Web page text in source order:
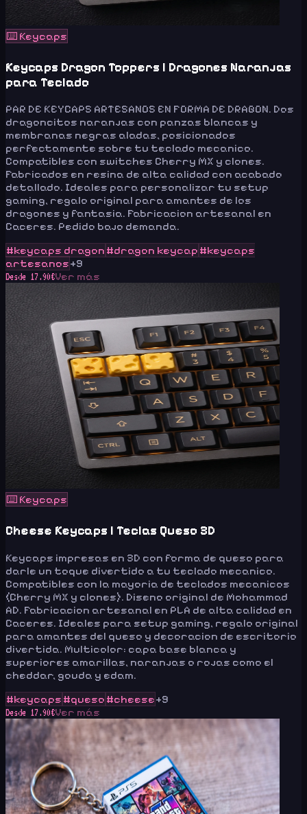
⌨️ Keycaps
Keycaps Dragon Toppers | Dragones Naranjas
para Teclado
PAR DE KEYCAPS ARTESANOS EN FORMA DE DRAGON. Dos
dragoncitos naranjas con panzas blancas y
membranas negras aladas, posicionados
perfectamente sobre tu teclado mecanico.
Compatibles con switches Cherry MX y clones.
Fabricados en resina de alta calidad con acabado
detallado. Ideales para personalizar tu setup
gaming, regalo original para amantes de los
dragones y fantasia. Fabricacion artesanal en
Caceres. Pedido bajo demanda.
#keycaps dragon #dragon keycap #keycaps
artesanos+9
Desde 17.90€Ver más
⌨️ Keycaps
Cheese Keycaps | Teclas Queso 3D
Keycaps impresas en 3D con forma de queso para
darle un toque divertido a tu teclado mecanico.
Compatibles con la mayoria de teclados mecanicos
(Cherry MX y clones). Diseno original de Mohammad
AD. Fabricacion artesanal en PLA de alta calidad en
Caceres. Ideales para setup gaming, regalo original
para amantes del queso y decoracion de escritorio
divertida. Multicolor: capa base blanca y
superiores amarillas, naranjas o rojas como el
cheddar, gouda y edam.
#keycaps #queso #cheese+9
Desde 17.90€Ver más